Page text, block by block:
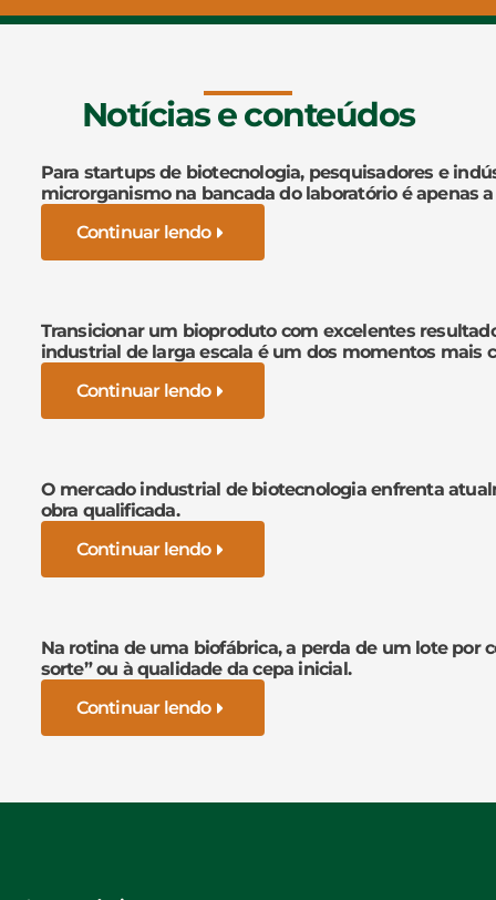
Notícias e conteúdos
Para startups de biotecnologia, pesquisadores e
microrganismo na bancada do laboratório é apenas
Continuar lendo
Transicionar um bioproduto com excelentes
industrial de larga escala é um dos momentos mais
Continuar lendo
O mercado industrial de biotecnologia enfrenta
obra qualificada.
Continuar lendo
Na rotina de uma biofábrica, a perda de um lote por
sorte” ou à qualidade da cepa inicial.
Continuar lendo